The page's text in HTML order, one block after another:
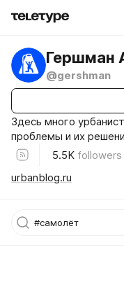
Гершман
@gershman
Здесь много
проблемы и их
5.5K followers
urbanblog.ru